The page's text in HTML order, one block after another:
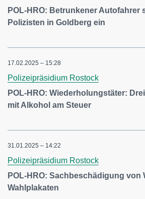
POL-HRO: Betrunkener Autofahrer
Polizisten in Goldberg ein
17.02.2025 – 15:28
Polizeipräsidium Rostock
POL-HRO: Wiederholungstäter:
mit Alkohol am Steuer
31.01.2025 – 14:22
Polizeipräsidium Rostock
POL-HRO: Sachbeschädigung von
Wahlplakaten